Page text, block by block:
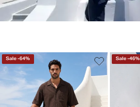
Sale-64% Sale-46%